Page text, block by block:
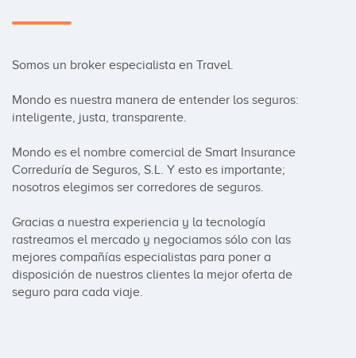
Somos un broker especialista en Travel.
Mondo es nuestra manera de entender los seguros:
inteligente, justa, transparente.
Mondo es el nombre comercial de Smart Insurance
Correduría de Seguros, S.L. Y esto es importante;
nosotros elegimos ser corredores de seguros.
Gracias a nuestra experiencia y la tecnología
rastreamos el mercado y negociamos sólo con las
mejores compañías especialistas para poner a
disposición de nuestros clientes la mejor oferta de
seguro para cada viaje.